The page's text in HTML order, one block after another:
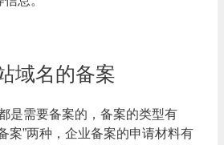
域名的备案
是需要备案的，备案的类型有
案”两种，企业备案的申请材料有